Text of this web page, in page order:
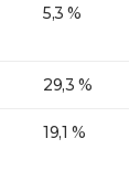
5,3 %
29,3 %
19,1 %